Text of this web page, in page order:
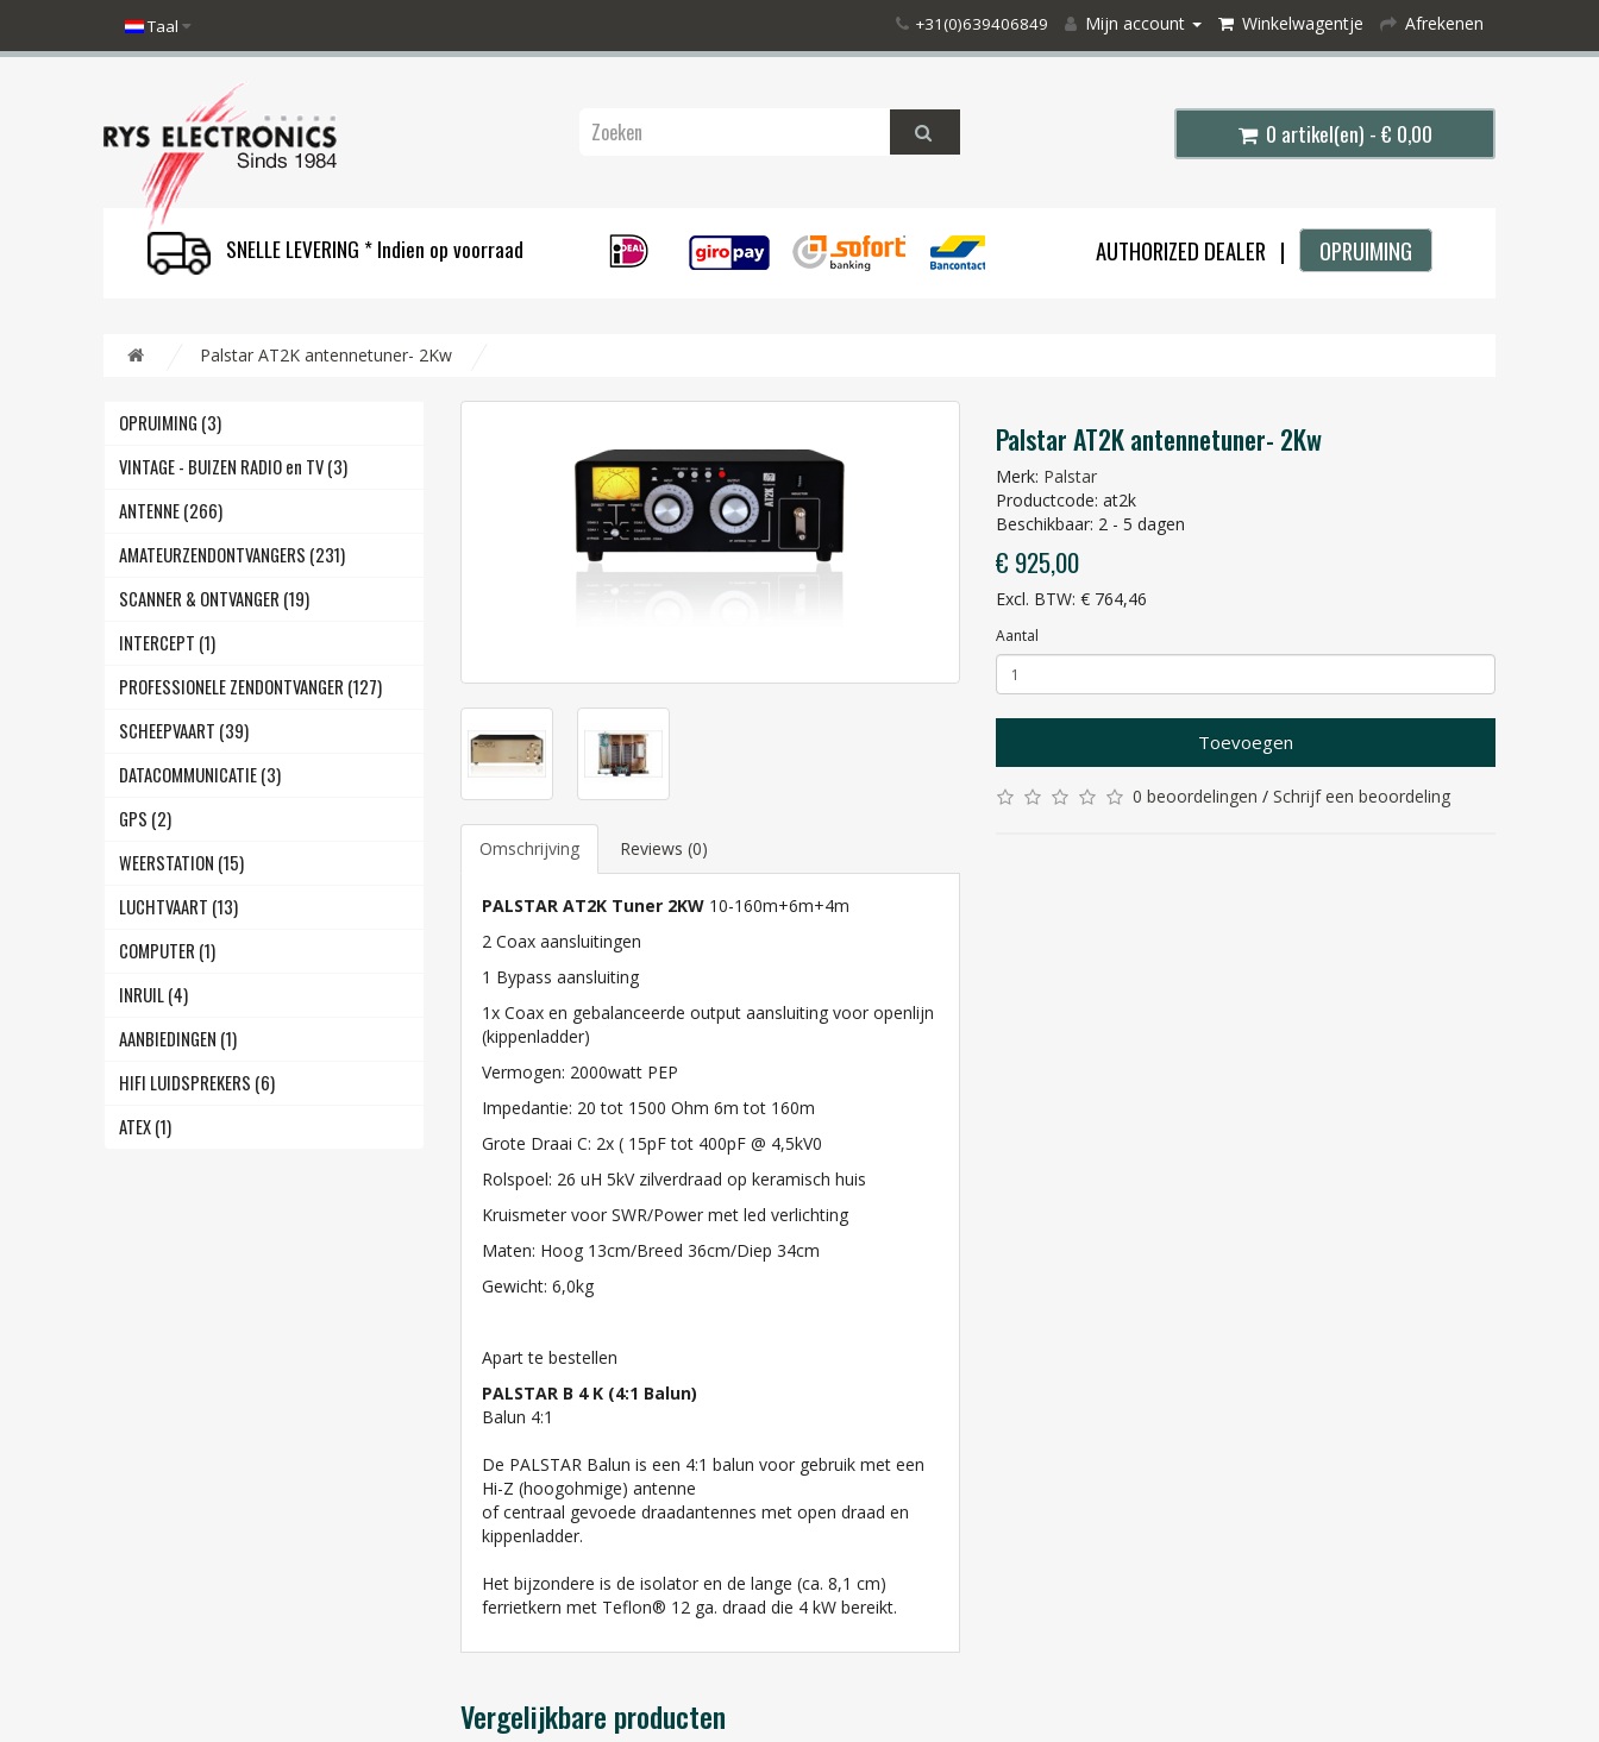
Taal +31(0)639406849 Mijn account Winkelwagentje Afrekenen
0 artikel(en) - € 0,00
SNELLE LEVERING * Indien op voorraad AUTHORIZED DEALER | OPRUIMING
Palstar AT2K antennetuner- 2Kw
OPRUIMING (3)
VINTAGE - BUIZEN RADIO en TV (3)
ANTENNE (266)
AMATEURZENDONTVANGERS (231)
SCANNER & ONTVANGER (19)
INTERCEPT (1)
PROFESSIONELE ZENDONTVANGER (127)
SCHEEPVAART (39)
DATACOMMUNICATIE (3)
GPS (2)
WEERSTATION (15)
LUCHTVAART (13)
COMPUTER (1)
INRUIL (4)
AANBIEDINGEN (1)
HIFI LUIDSPREKERS (6)
ATEX (1)
Omschrijving Reviews (0)
PALSTAR AT2K Tuner 2KW 10-160m+6m+4m
2 Coax aansluitingen
1 Bypass aansluiting
1x Coax en gebalanceerde output aansluiting voor openlijn
(kippenladder)
Vermogen: 2000watt PEP
Impedantie: 20 tot 1500 Ohm 6m tot 160m
Grote Draai C: 2x ( 15pF tot 400pF @ 4,5kV0
Rolspoel: 26 uH 5kV zilverdraad op keramisch huis
Kruismeter voor SWR/Power met led verlichting
Maten: Hoog 13cm/Breed 36cm/Diep 34cm
Gewicht: 6,0kg
Apart te bestellen
PALSTAR B 4 K (4:1 Balun)
Balun 4:1
De PALSTAR Balun is een 4:1 balun voor gebruik met een
Hi-Z (hoogohmige) antenne
of centraal gevoede draadantennes met open draad en
kippenladder.
Het bijzondere is de isolator en de lange (ca. 8,1 cm)
ferrietkern met Teflon® 12 ga. draad die 4 kW bereikt.
Palstar AT2K antennetuner- 2Kw
Merk: Palstar
Productcode: at2k
Beschikbaar: 2 - 5 dagen
€ 925,00
Excl. BTW: € 764,46
Aantal
Toevoegen
0 beoordelingen / Schrijf een beoordeling
Vergelijkbare producten